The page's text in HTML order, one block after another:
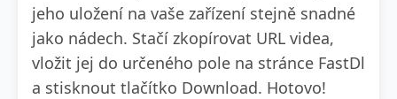
jeho uložení na vaše zařízení stejně snadné
jako nádech. Stačí zkopírovat URL videa,
vložit jej do určeného pole na stránce FastDl
a stisknout tlačítko Download. Hotovo!